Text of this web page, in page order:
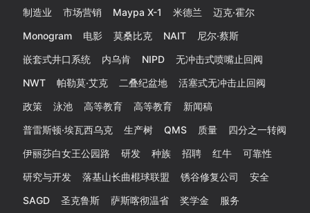
制造业 市场营销 Maypa X-1 米德兰
迈克·霍尔
Monogram
电影 莫桑比克 NAIT
尼尔·蔡斯
嵌套式井口系统
内乌肯 NIPD
无冲击式喷嘴止回阀
NWT
帕勒莫·艾克 二叠纪盆地
活塞式无冲击止回阀
政策
泳池 高等教育 高等教育
新闻稿
普雷斯顿·埃瓦西乌克
生产树 QMS 质量
四分之一转阀
伊丽莎白女王公园路
研发 种族 招聘 红牛
可靠性
研究与开发
落基山长曲棍球联盟 锈谷修复公司
安全
SAGD
圣克鲁斯 萨斯喀彻温省 奖学金
服务